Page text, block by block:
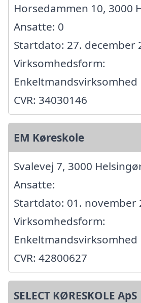
Horsedammen 10, 3000
Ansatte: 0
Startdato: 27. december
Virksomhedsform:
Enkeltmandsvirksomhed
CVR: 34030146
EM Køreskole
Svalevej 7, 3000
Ansatte:
Startdato: 01. november
Virksomhedsform:
Enkeltmandsvirksomhed
CVR: 42800627
SELECT KØRESKOLE ApS